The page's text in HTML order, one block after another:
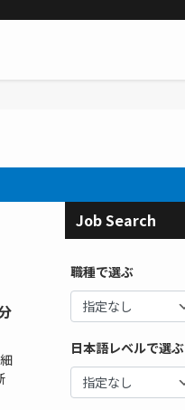
Job Search
職種で選ぶ
日本語レベルで選ぶ